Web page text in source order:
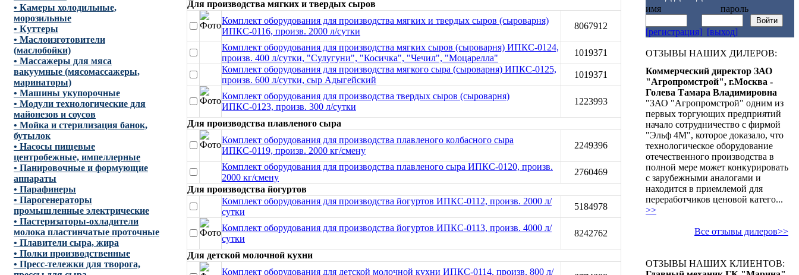
• Камеры холодильные,
морозильные
• Куттеры
• Маслоизготовители
(маслобойки)
• Массажеры для мяса
вакуумные (мясомассажеры,
маринаторы)
• Машины укупорочные
• Модули технологические для
майонезов и соусов
• Мойка и стерилизация банок,
бутылок
• Насосы пищевые
центробежные, импеллерные
• Панировочные и формующие
аппараты
• Парафинеры
• Парогенераторы
промышленные электрические
• Пастеризаторы-охладители
молока пластинчатые проточные
• Плавители сыра, жира
• Полки производственные
• Пресс-тележки для творога,
Для производства мягких и твердых сыров
Комплект оборудования для производства мягких и твердых сыров (сыроварня)
ИПКС-0116, произв. 2000 л/сутки
8067912
Комплект оборудования для производства мягких сыров (сыроварня) ИПКС-0124,
произв. 400 л/сутки, "Сулугуни", "Косичка", "Чечил", "Моцарелла"
1019371
Комплект оборудования для производства мягкого сыра (сыроварня) ИПКС-0125,
произв. 600 л/сутки, сыр Адыгейский
1019371
Комплект оборудования для производства твердых сыров (сыроварня)
ИПКС-0123, произв. 300 л/сутки
1223993
Для производства плавленого сыра
Комплект оборудования для производства плавленого колбасного сыра
ИПКС-0119, произв. 2000 кг/смену
2249396
Комплект оборудования для производства плавленого сыра ИПКС-0120, произв.
2000 кг/смену
2760469
Для производства йогуртов
Комплект оборудования для производства йогуртов ИПКС-0112, произв. 2000 л/
сутки
5184978
Комплект оборудования для производства йогуртов ИПКС-0113, произв. 4000 л/
сутки
8242762
Для детской молочной кухни
Комплект оборудования для детской молочной кухни ИПКС-0114, произв. 800 л/
имя пароль
[регистрация] [выход]
ОТЗЫВЫ НАШИХ ДИЛЕРОВ:
Коммерческий директор ЗАО
"Агропромстрой", г.Москва -
Голева Тамара Владимировна
"ЗАО "Агропромстрой" одним из
первых торгующих предприятий
начало сотрудничество с фирмой
"Эльф 4М", которое доказало, что
технологическое оборудование
отечественного производства в
полной мере может конкурировать
с зарубежными аналогами и
находится в приемлемой для
переработчиков ценовой катего...
>>
Все отзывы дилеров>>
ОТЗЫВЫ НАШИХ КЛИЕНТОВ: